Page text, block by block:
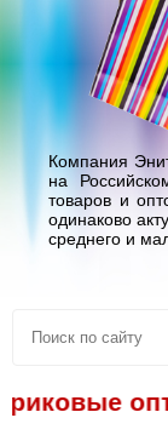
Компания
на
товаров и
одинаково
среднего и
оптом!